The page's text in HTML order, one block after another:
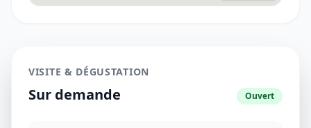
VISITE & DÉGUSTATION
Sur demande Ouvert